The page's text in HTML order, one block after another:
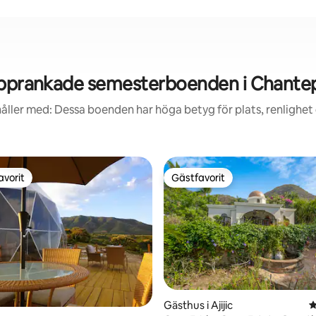
semesterboenden i
med: Dessa boenden har höga betyg för plats, renlighet
Gästfavorit
Gästfavorit
Gästhus i Ajijic